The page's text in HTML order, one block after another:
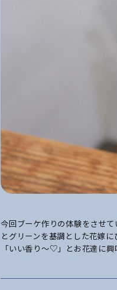
今回ブーケ作りの体験をさせ
とグリーンを基調とした花嫁
「いい香り～♡」とお花達に興